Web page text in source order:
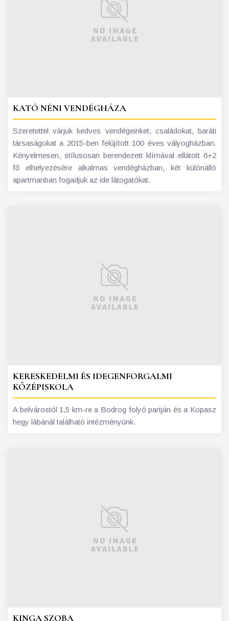
KATÓ NÉNI VENDÉGHÁZA
Szeretettel várjuk kedves vendégeinket, családokat, baráti
társaságokat a 2015-ben felújított 100 éves vályogházban.
Kényelmesen, stílusosan berendezett klímával ellátott 6+2
fő elhelyezésére alkalmas vendégházban, két különálló
apartmanban fogadjuk az ide látogatókat.
KERESKEDELMI ÉS IDEGENFORGALMI
KÖZÉPISKOLA
A belvárostól 1,5 km-re a Bodrog folyó partján és a Kopasz
hegy lábánál található intézményünk.
KINGA SZOBA